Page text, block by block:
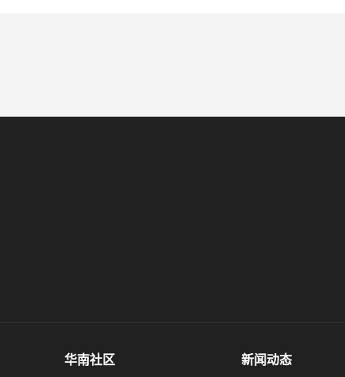
华南社区 新闻动态